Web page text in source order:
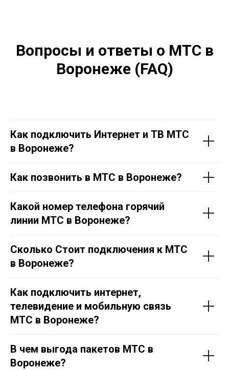
Вопросы и ответы о МТС в
Воронеже (FAQ)
Как подключить Интернет и ТВ МТС
в Воронеже?
Как позвонить в МТС в Воронеже?
Какой номер телефона горячий
линии МТС в Воронеже?
Сколько Стоит подключения к МТС
в Воронеже?
Как подключить интернет,
телевидение и мобильную связь
МТС в Воронеже?
В чем выгода пакетов МТС в
Воронеже?